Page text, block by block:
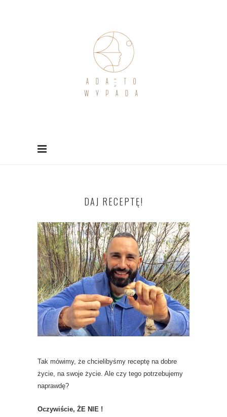
DAJ RECEPTĘ!
Tak mówimy, że chcielibyśmy receptę na dobre
życie, na swoje życie. Ale czy tego potrzebujemy
naprawdę?
Oczywiście, ŻE NIE !